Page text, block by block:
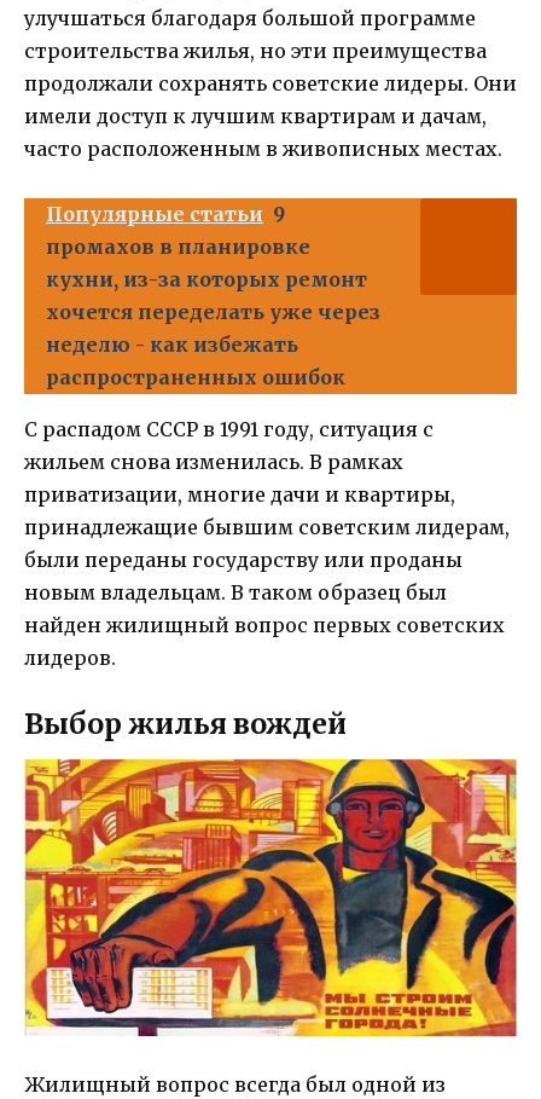
улучшаться благодаря большой программе
строительства жилья, но эти преимущества
продолжали сохранять советские лидеры. Они
имели доступ к лучшим квартирам и дачам,
часто расположенным в живописных местах.
Популярные статьи 9
промахов в планировке
кухни, из-за которых ремонт
хочется переделать уже через
неделю - как избежать
распространенных ошибок
С распадом СССР в 1991 году, ситуация с
жильем снова изменилась. В рамках
приватизации, многие дачи и квартиры,
принадлежащие бывшим советским лидерам,
были переданы государству или проданы
новым владельцам. В таком образец был
найден жилищный вопрос первых советских
лидеров.
Выбор жилья вождей
Жилищный вопрос всегда был одной из